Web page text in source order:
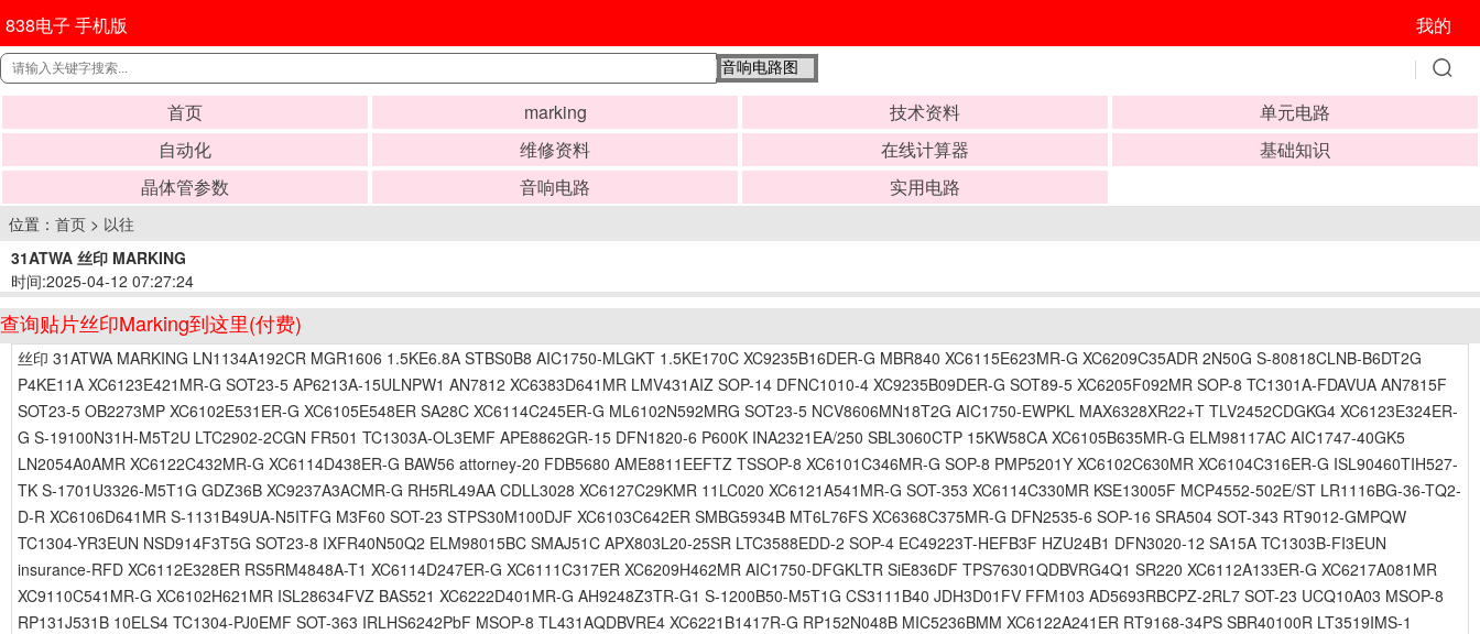
838电子 手机版 我的
首页 marking 技术资料
单元电路
自动化
维修资料 在线计算器
基础知识
晶体管参数
音响电路 实用电路
位置： 首页 > 以往
31ATWA 丝印 MARKING
时间:2025-04-12 07:27:24
查询贴片丝印Marking到这里(付费)
丝印 31ATWA MARKING LN1134A192CR MGR1606 1.5KE6.8A STBS0B8 AIC1750-MLGKT 1.5KE170C XC9235B16DER-G MBR840 XC6115E623MR-G XC6209C35ADR 2N50G S-80818CLNB-B6DT2G
P4KE11A XC6123E421MR-G SOT23-5 AP6213A-15ULNPW1 AN7812 XC6383D641MR LMV431AIZ SOP-14 DFNC1010-4 XC9235B09DER-G SOT89-5 XC6205F092MR SOP-8 TC1301A-FDAVUA AN7815F
SOT23-5 OB2273MP XC6102E531ER-G XC6105E548ER SA28C XC6114C245ER-G ML6102N592MRG SOT23-5 NCV8606MN18T2G AIC1750-EWPKL MAX6328XR22+T TLV2452CDGKG4 XC6123E324ER-
G S-19100N31H-M5T2U LTC2902-2CGN FR501 TC1303A-OL3EMF APE8862GR-15 DFN1820-6 P600K INA2321EA/250 SBL3060CTP 15KW58CA XC6105B635MR-G ELM98117AC AIC1747-40GK5
LN2054A0AMR XC6122C432MR-G XC6114D438ER-G BAW56 attorney-20 FDB5680 AME8811EEFTZ TSSOP-8 XC6101C346MR-G SOP-8 PMP5201Y XC6102C630MR XC6104C316ER-G ISL90460TIH527-
TK S-1701U3326-M5T1G GDZ36B XC9237A3ACMR-G RH5RL49AA CDLL3028 XC6127C29KMR 11LC020 XC6121A541MR-G SOT-353 XC6114C330MR KSE13005F MCP4552-502E/ST LR1116BG-36-TQ2-
D-R XC6106D641MR S-1131B49UA-N5ITFG M3F60 SOT-23 STPS30M100DJF XC6103C642ER SMBG5934B MT6L76FS XC6368C375MR-G DFN2535-6 SOP-16 SRA504 SOT-343 RT9012-GMPQW
TC1304-YR3EUN NSD914F3T5G SOT23-8 IXFR40N50Q2 ELM98015BC SMAJ51C APX803L20-25SR LTC3588EDD-2 SOP-4 EC49223T-HEFB3F HZU24B1 DFN3020-12 SA15A TC1303B-FI3EUN
insurance-RFD XC6112E328ER RS5RM4848A-T1 XC6114D247ER-G XC6111C317ER XC6209H462MR AIC1750-DFGKLTR SiE836DF TPS76301QDBVRG4Q1 SR220 XC6112A133ER-G XC6217A081MR
XC9110C541MR-G XC6102H621MR ISL28634FVZ BAS521 XC6222D401MR-G AH9248Z3TR-G1 S-1200B50-M5T1G CS3111B40 JDH3D01FV FFM103 AD5693RBCPZ-2RL7 SOT-23 UCQ10A03 MSOP-8
RP131J531B 10ELS4 TC1304-PJ0EMF SOT-363 IRLHS6242PbF MSOP-8 TL431AQDBVRE4 XC6221B1417R-G RP152N048B MIC5236BMM XC6122A241ER RT9168-34PS SBR40100R LT3519IMS-1